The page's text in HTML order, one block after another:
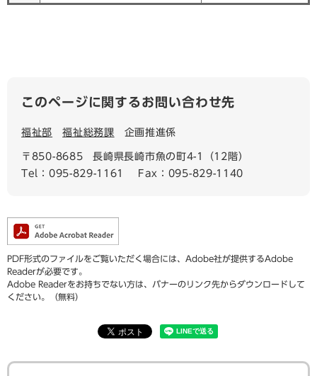
このページに関するお問い合わせ先
福祉部 福祉総務課 企画推進係
〒850-8685
長崎県長崎市魚の町4-1（12階）
Tel：095-829-1161
Fax：095-829-1140
PDF形式のファイルをご覧いただく場合には、Adobe社が提供するAdobe
Readerが必要です。
Adobe Readerをお持ちでない方は、バナーのリンク先からダウンロードして
ください。（無料）